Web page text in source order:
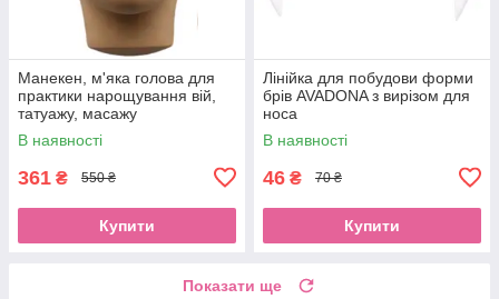
Манекен, м'яка голова для
практики нарощування вій,
татуажу, масажу
AVADONAEStyle
В наявності
361 ₴ 550 ₴
Купити
Лінійка для побудови форми
брів AVADONA з вирізом для
носа
В наявності
46 ₴ 70 ₴
Купити
Показати ще